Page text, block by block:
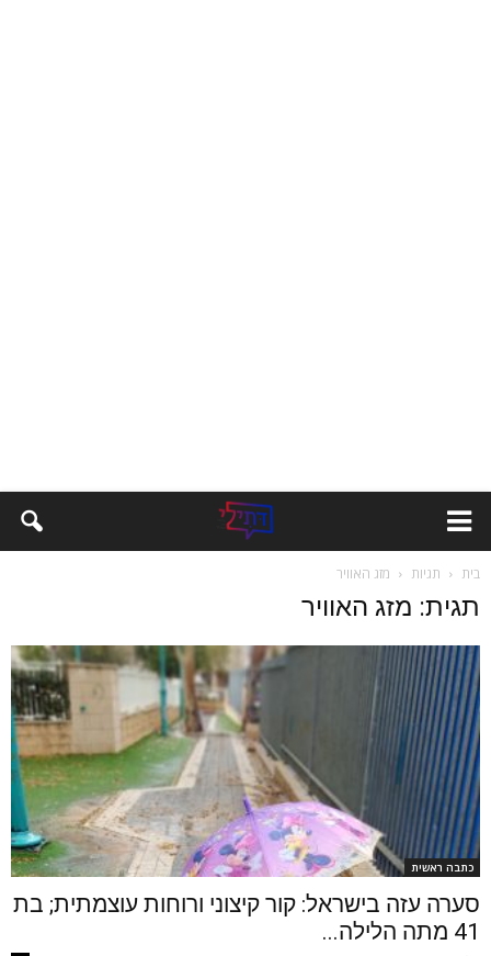
בית תגיות מזג האוויר
תגית: מזג האוויר
כתבה ראשית
סערה עזה בישראל: קור קיצוני ורוחות עוצמתית; בת
41 מתה הלילה...